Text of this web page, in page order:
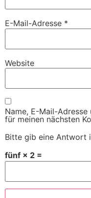
E-Mail-Adresse *
Website
Name, E-Mail-
für meinen nächsten
Bitte gib eine Antwort
fünf × 2 =